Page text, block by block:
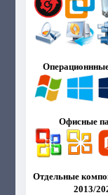
Офисные
Отдельные
2013/